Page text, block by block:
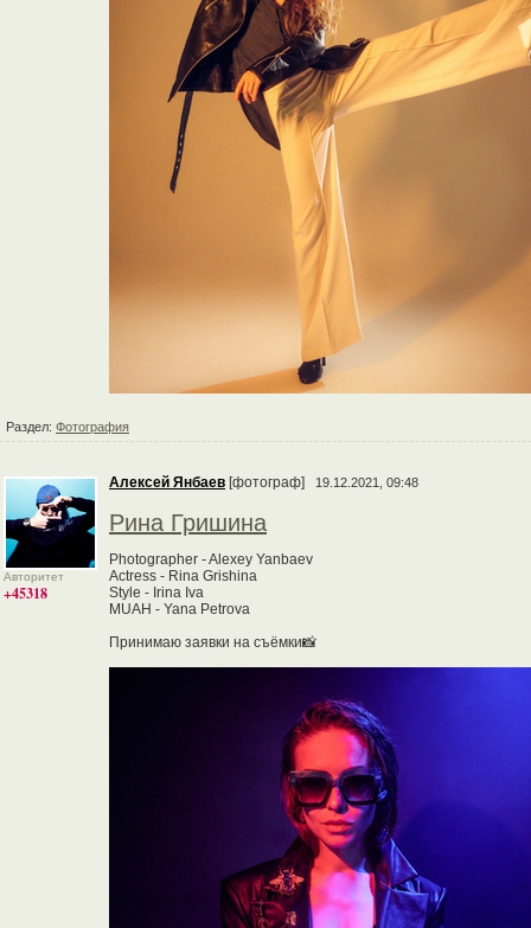
Раздел: Фотография
Авторитет
+45318
Алексей Янбаев [фотограф] 19.12.2021, 09:48
Рина Гришина
Photographer - Alexey Yanbaev
Actress - Rina Grishina
Style - Irina Iva
MUAH - Yana Petrova
Принимаю заявки на съёмки📸